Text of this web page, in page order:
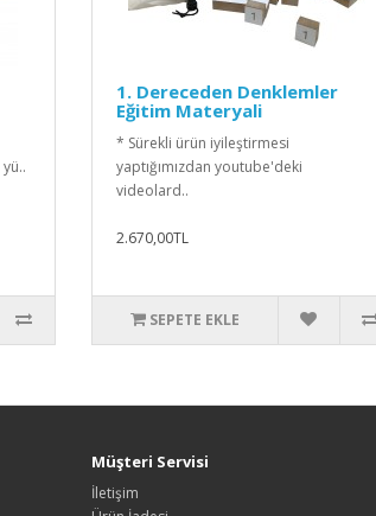
1. Dereceden Denklemler
Eğitim Materyali
* Sürekli ürün iyileştirmesi
yaptığımızdan youtube'deki
videolard..
2.670,00TL
SEPETE EKLE
Müşteri Servisi
İletişim